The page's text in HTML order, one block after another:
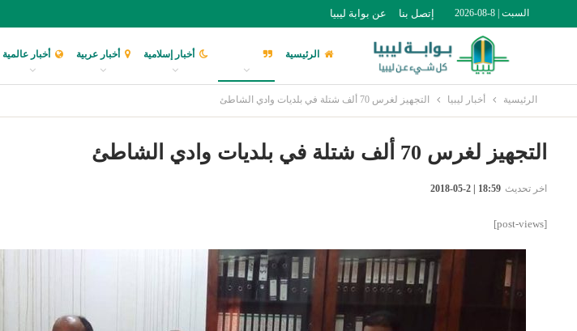
السبت | 8-08-2026 إتصل بنا عن بوابة ليبيا
الرئيسية أخبار إسلامية أخبار عربية أخبار عالمية
الرئيسية أخبار ليبيا التجهيز لغرس 70 ألف شتلة في بلديات وادي الشاطئ
التجهيز لغرس 70 ألف شتلة في بلديات وادي الشاطئ
اخر تحديث 18:59 | 2-05-2018
[post-views]